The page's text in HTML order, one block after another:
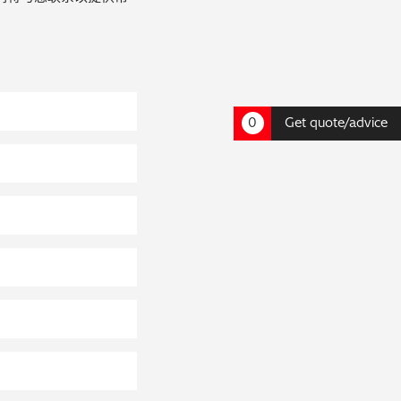
0 Get quote/advice